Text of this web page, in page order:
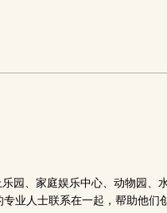
园、家庭娱乐中心、动物园、
业人士联系在一起，帮助他们